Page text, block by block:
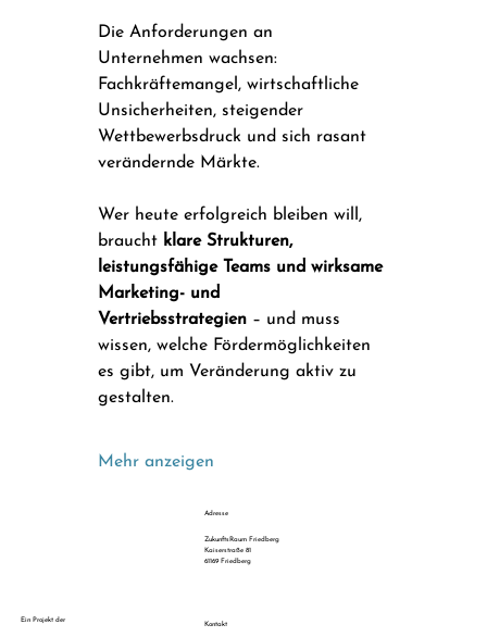
Die Anforderungen an
Unternehmen wachsen:
Fachkräftemangel, wirtschaftliche
Unsicherheiten, steigender
Wettbewerbsdruck und sich rasant
verändernde Märkte.
Wer heute erfolgreich bleiben will,
braucht klare Strukturen,
leistungsfähige Teams und wirksame
Marketing- und
Vertriebsstrategien – und muss
wissen, welche Fördermöglichkeiten
es gibt, um Veränderung aktiv zu
gestalten.
Mehr anzeigen
Ein Projekt der
Adresse
ZukunftsRaum Friedberg
Kaiserstraße 81
61169 Friedberg
Kontakt